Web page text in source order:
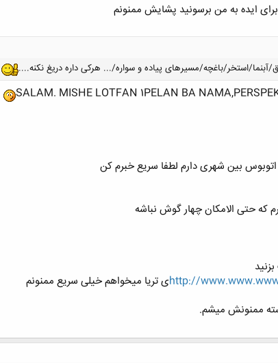
ایده به من برسونید پشایش ممنونم
SALAM. MISHE LOTFAN 1PELAN BA
اتوبوس بین شهری دارم لطفا سریع خبرم کن
که حتی الامکان چهار گوش نباشه
http://ی تریا میخواهم خیلی سریع ممنونم
ممنونش میشم.